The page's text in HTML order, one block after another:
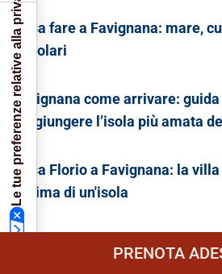
Cosa fare a Favignana: mare,
popolari
Favignana come arrivare:
raggiungere l’isola più amata
Casa Florio a Favignana: la
l'anima di un'isola
autentici delle Egadi
PRENOTA
Le tue preferenze relative alla privacy